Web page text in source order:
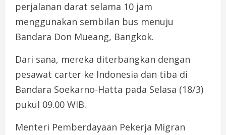
perjalanan darat selama 10 jam
menggunakan sembilan bus menuju
Bandara Don Mueang, Bangkok.
Dari sana, mereka diterbangkan dengan
pesawat carter ke Indonesia dan tiba di
Bandara Soekarno-Hatta pada Selasa (18/3)
pukul 09.00 WIB.
Menteri Pemberdayaan Pekerja Migran